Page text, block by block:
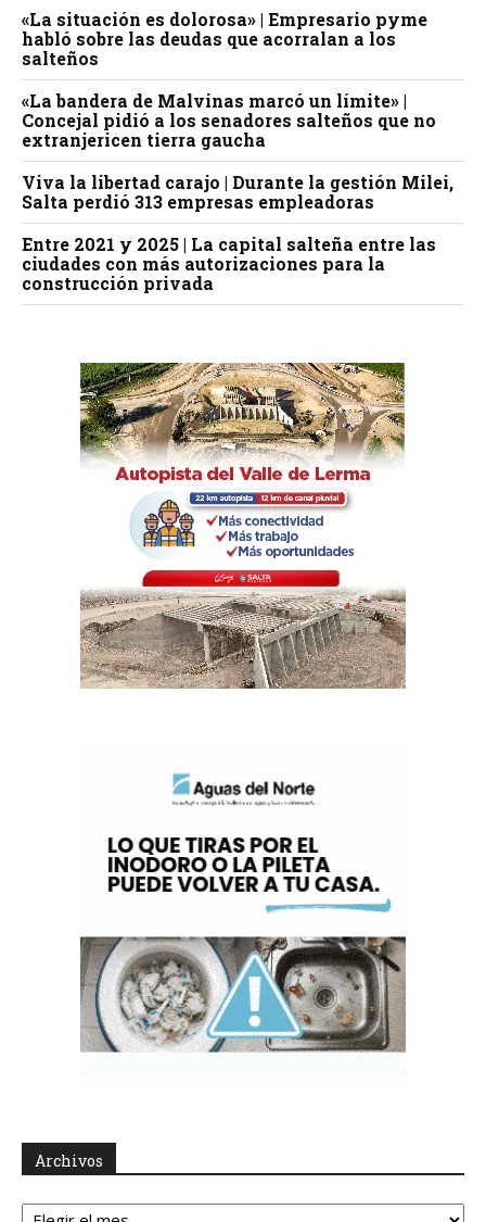
«La situación es dolorosa» | Empresario pyme
habló sobre las deudas que acorralan a los
salteños
«La bandera de Malvinas marcó un límite» |
Concejal pidió a los senadores salteños que no
extranjericen tierra gaucha
Viva la libertad carajo | Durante la gestión Milei,
Salta perdió 313 empresas empleadoras
Entre 2021 y 2025 | La capital salteña entre las
ciudades con más autorizaciones para la
construcción privada
Archivos
Archivos